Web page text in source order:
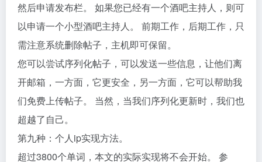
然后申请发布栏。 如果您已经有一个酒吧主持人，则可
以申请一个小型酒吧主持人。 前期工作，后期工作，只
需注意系统删除帖子，主机即可保留。
您可以尝试序列化帖子，可以发送一些信息，让他们离
开邮箱，一方面，它更安全，另一方面，它可以帮助我
们免费上传帖子。 当然，当我们序列化更新时，我们也
超越了自己。
第九种：个人ip实现方法。
超过3800个单词，本文的实际实现将不会开始。 参